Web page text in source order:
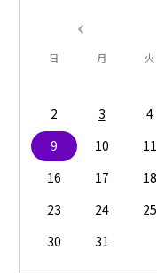
日 月 火
2
3 4
9
10 11
16
17 18
23
24 25
30
31